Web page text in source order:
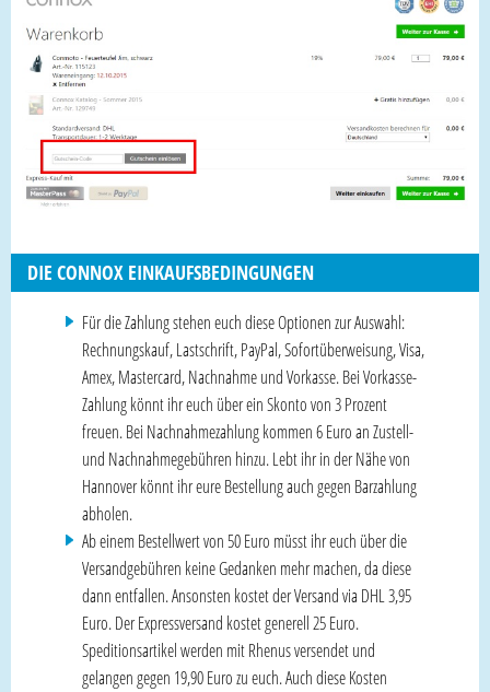
DIE CONNOX EINKAUFSBEDINGUNGEN
Für die Zahlung stehen euch diese Optionen zur Auswahl:
Rechnungskauf, Lastschrift, PayPal, Sofortüberweisung, Visa,
Amex, Mastercard, Nachnahme und Vorkasse. Bei Vorkasse-
Zahlung könnt ihr euch über ein Skonto von 3 Prozent
freuen. Bei Nachnahmezahlung kommen 6 Euro an Zustell-
und Nachnahmegebühren hinzu. Lebt ihr in der Nähe von
Hannover könnt ihr eure Bestellung auch gegen Barzahlung
abholen.
Ab einem Bestellwert von 50 Euro müsst ihr euch über die
Versandgebühren keine Gedanken mehr machen, da diese
dann entfallen. Ansonsten kostet der Versand via DHL 3,95
Euro. Der Expressversand kostet generell 25 Euro.
Speditionsartikel werden mit Rhenus versendet und
gelangen gegen 19,90 Euro zu euch. Auch diese Kosten